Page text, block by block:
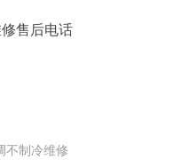
售后电话
不制冷维修